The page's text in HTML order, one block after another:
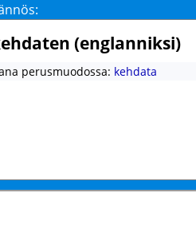
(englanniksi)
perusmuodossa: kehdata